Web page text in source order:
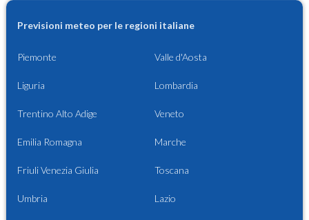
Previsioni meteo per le regioni italiane
Piemonte Valle d'Aosta
Liguria Lombardia
Trentino Alto Adige Veneto
Emilia Romagna Marche
Friuli Venezia Giulia Toscana
Umbria Lazio